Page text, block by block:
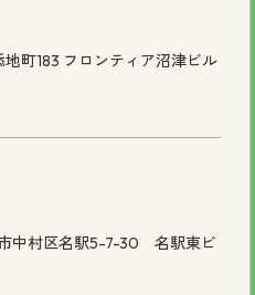
町183 フロンティア沼津ビル
中村区名駅5-7-30 名駅東ビ